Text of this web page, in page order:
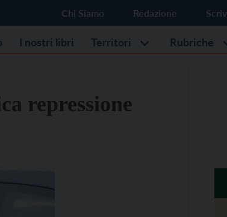
Chi Siamo Redazione
I nostri libri Territori Rubriche
repressione